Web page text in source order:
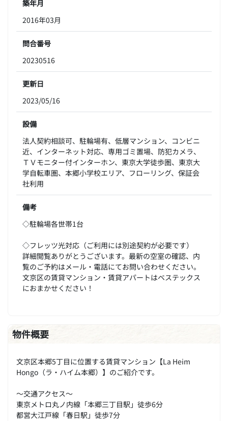
築年月
2016年03月
問合番号
20230516
更新日
2023/05/16
設備
法人契約相談可、駐輪場有、低層マンション、コンビニ
近、インターネット対応、専用ゴミ置場、防犯カメラ、
ＴＶモニター付インターホン、東京大学徒歩圏、東京大
学自転車圏、本郷小学校エリア、フローリング、保証会
社利用
備考
◇駐輪場各世帯1台
◇フレッツ光対応（ご利用には別途契約が必要です）
詳細閲覧ありがとうございます。最新の空室の確認、内
覧のご予約はメール・電話にてお問い合わせください。
文京区の賃貸マンション・賃貸アパートはベステックス
におまかせください！
物件概要
文京区本郷5丁目に位置する賃貸マンション【La Heim
Hongo（ラ・ハイム本郷）】のご紹介です。
～交通アクセス～
東京メトロ丸ノ内線「本郷三丁目駅」徒歩6分
都営大江戸線「春日駅」徒歩7分